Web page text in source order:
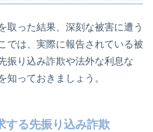
取った結果、深刻な被害に遭う
では、実際に報告されている被
振り込み詐欺や法外な利息な
知っておきましょう。
する先振り込み詐欺